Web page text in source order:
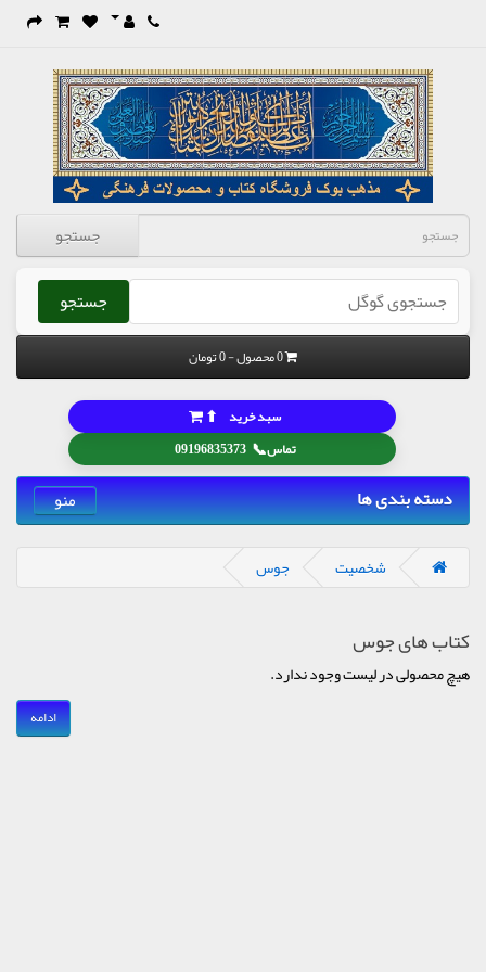
جستجو
جستجو
0 محصول - 0 تومان
تماس📞
09196835373
سبد خرید ⬆
دسته بندی ها منو
شخصیت جوس
کتاب های جوس
هیچ محصولی در لیست وجود ندارد.
ادامه